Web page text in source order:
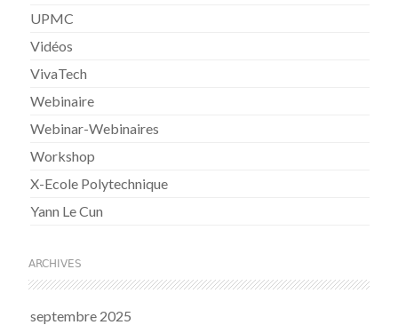
UPMC
Vidéos
VivaTech
Webinaire
Webinar-Webinaires
Workshop
X-Ecole Polytechnique
Yann Le Cun
ARCHIVES
septembre 2025